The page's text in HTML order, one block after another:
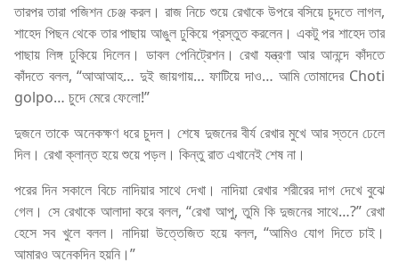
তারপর তারা পজিশন চেঞ্জ করল। রাজ নিচে শুয়ে রেখাকে উপরে বসিয়ে চুদতে লাগল,
শাহেদ পিছন থেকে তার পাছায় আঙুল ঢুকিয়ে প্রস্তুত করলেন। একটু পর শাহেদ তার
পাছায় লিঙ্গ ঢুকিয়ে দিলেন। ডাবল পেনিট্রেশন। রেখা যন্ত্রণা আর আনন্দে কাঁদতে
কাঁদতে বলল, “আআআহ… দুই জায়গায়… ফাটিয়ে দাও… আমি তোমাদের Choti
golpo… চুদে মেরে ফেলো!”
দুজনে তাকে অনেকক্ষণ ধরে চুদল। শেষে দুজনের বীর্য রেখার মুখে আর স্তনে ঢেলে
দিল। রেখা ক্লান্ত হয়ে শুয়ে পড়ল। কিন্তু রাত এখানেই শেষ না।
পরের দিন সকালে বিচে নাদিয়ার সাথে দেখা। নাদিয়া রেখার শরীরের দাগ দেখে বুঝে
গেল। সে রেখাকে আলাদা করে বলল, “রেখা আপু, তুমি কি দুজনের সাথে…?” রেখা
হেসে সব খুলে বলল। নাদিয়া উত্তেজিত হয়ে বলল, “আমিও যোগ দিতে চাই।
আমারও অনেকদিন হয়নি।”